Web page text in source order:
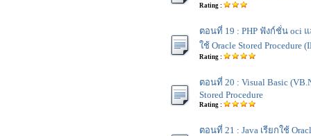
Rating :
ตอนที่ 19 : PHP ฟังก์ชั่น oci
ใช้ Oracle Stored Procedure
Rating :
ตอนที่ 20 : Visual Basic
Stored Procedure
Rating :
ตอนที่ 21 : Java เรียกใช้